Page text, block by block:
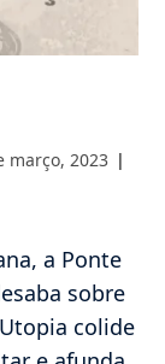
março, 2023
a Ponte
sobre
colide